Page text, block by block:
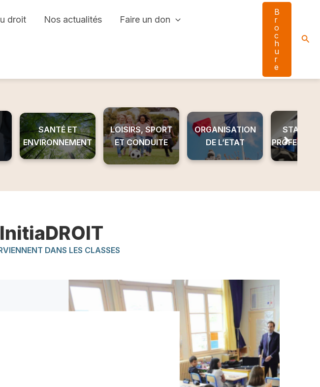
droit Nos actualités Faire un don
B
r
o
c
h
u
r
e
SANTÉ ET
ENVIRONNEMENT
LOISIRS, SPORT
ET CONDUITE
ORGANISATION
DE L’ETAT
STAGE
DANS LES CLASSES